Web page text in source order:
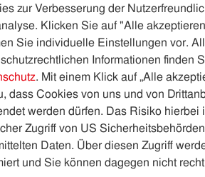
ikb.at
Wasser & Abwasser
an-/abmelden
zur Verbesserung der
Klicken Sie auf "Alle
Sie individuelle Einstellungen vor.
Informationen finden
. Mit einem Klick auf „Alle
dass Cookies von uns und von
werden dürfen. Das Risiko hierbei
Zugriff von US
Daten. Über diesen Zugriff
und Sie können dagegen nicht